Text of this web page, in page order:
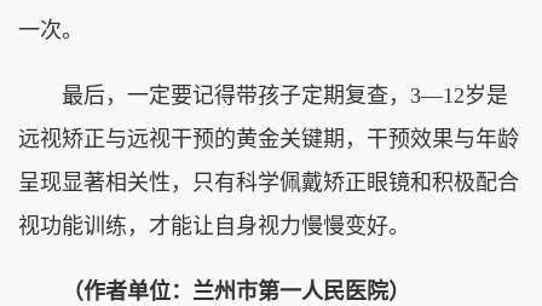
一次。
最后，一定要记得带孩子定期复查，3—12岁是
远视矫正与远视干预的黄金关键期，干预效果与年龄
呈现显著相关性，只有科学佩戴矫正眼镜和积极配合
视功能训练，才能让自身视力慢慢变好。
（作者单位：兰州市第一人民医院）